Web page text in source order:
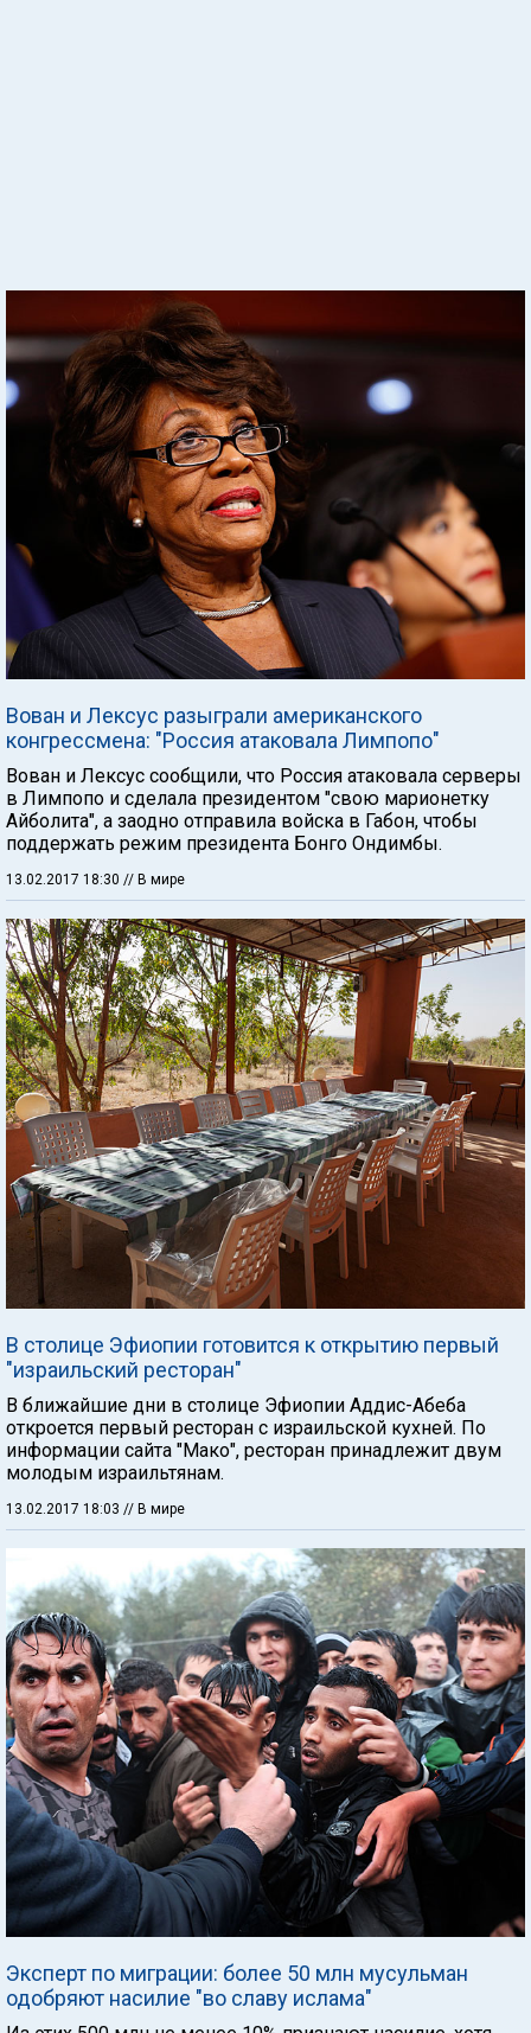
Вован и Лексус разыграли американского
конгрессмена: "Россия атаковала Лимпопо"
Вован и Лексус сообщили, что Россия атаковала серверы
в Лимпопо и сделала президентом "свою марионетку
Айболита", а заодно отправила войска в Габон, чтобы
поддержать режим президента Бонго Ондимбы.
13.02.2017 18:30 // В мире
В столице Эфиопии готовится к открытию первый
"израильский ресторан"
В ближайшие дни в столице Эфиопии Аддис-Абеба
откроется первый ресторан с израильской кухней. По
информации сайта "Мако", ресторан принадлежит двум
молодым израильтянам.
13.02.2017 18:03 // В мире
Эксперт по миграции: более 50 млн мусульман
одобряют насилие "во славу ислама"